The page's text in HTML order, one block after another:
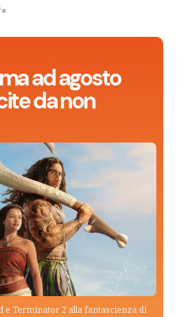
ad agosto
da non
e Terminator 2 alla fantascienza di